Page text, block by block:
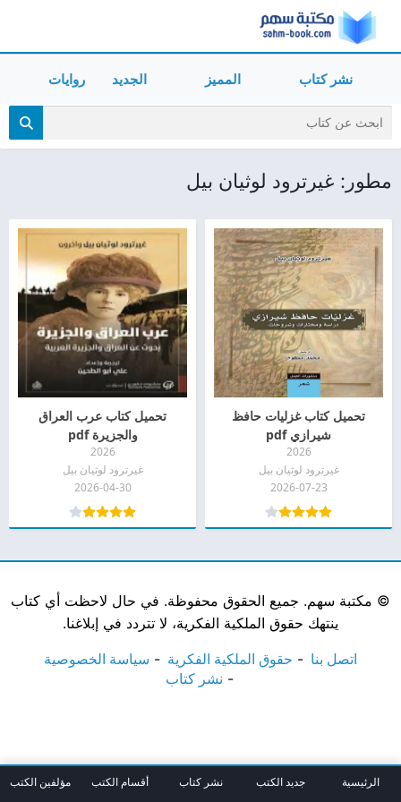
نشر كتاب المميز الجديد روايات
مطور: غيرترود لوثيان بيل
تحميل كتاب غزليات حافظ
شيرازي pdf
2026
غيرترود لوثيان بيل
2026-07-23
تحميل كتاب عرب العراق
والجزيرة pdf
2026
غيرترود لوثيان بيل
2026-04-30
© مكتبة سهم. جميع الحقوق محفوظة. في حال لاحظت أي كتاب
ينتهك حقوق الملكية الفكرية، لا تتردد في إبلاغنا.
اتصل بنا حقوق الملكية الفكرية
سياسة الخصوصية
نشر كتاب
الرئيسية جديد الكتب نشر كتاب أقسام الكتب مؤلفين الكتب